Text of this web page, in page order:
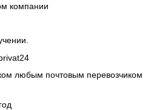
компании
любым почтовым перевозчиком